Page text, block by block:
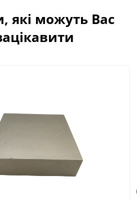
які можуть Вас